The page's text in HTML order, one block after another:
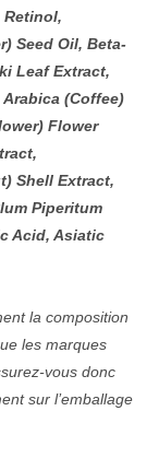
Retinol,
Seed Oil, Beta-
Leaf Extract,
(Coffee)
Flower
Shell Extract,
Piperitum
Acid, Asiatic
la composition
les marques
vous donc
sur l’emballage